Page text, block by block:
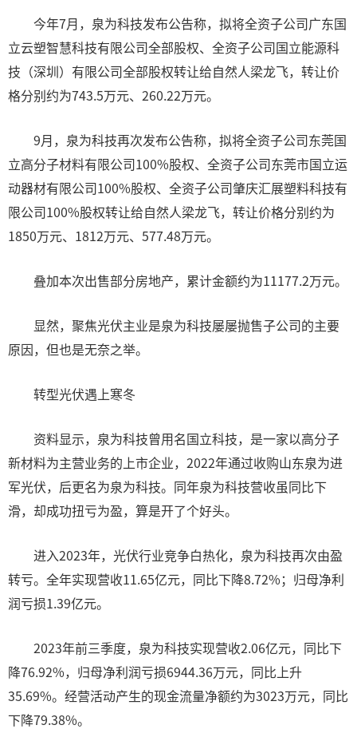
今年7月，泉为科技发布公告称，拟将全资子公司广东国
立云塑智慧科技有限公司全部股权、全资子公司国立能源科
技（深圳）有限公司全部股权转让给自然人梁龙飞，转让价
格分别约为743.5万元、260.22万元。
9月，泉为科技再次发布公告称，拟将全资子公司东莞国
立高分子材料有限公司100%股权、全资子公司东莞市国立运
动器材有限公司100%股权、全资子公司肇庆汇展塑料科技有
限公司100%股权转让给自然人梁龙飞，转让价格分别约为
1850万元、1812万元、577.48万元。
叠加本次出售部分房地产，累计金额约为11177.2万元。
显然，聚焦光伏主业是泉为科技屡屡抛售子公司的主要
原因，但也是无奈之举。
转型光伏遇上寒冬
资料显示，泉为科技曾用名国立科技，是一家以高分子
新材料为主营业务的上市企业，2022年通过收购山东泉为进
军光伏，后更名为泉为科技。同年泉为科技营收虽同比下
滑，却成功扭亏为盈，算是开了个好头。
进入2023年，光伏行业竞争白热化，泉为科技再次由盈
转亏。全年实现营收11.65亿元，同比下降8.72%；归母净利
润亏损1.39亿元。
2023年前三季度，泉为科技实现营收2.06亿元，同比下
降76.92%，归母净利润亏损6944.36万元，同比上升
35.69%。经营活动产生的现金流量净额约为3023万元，同比
下降79.38%。